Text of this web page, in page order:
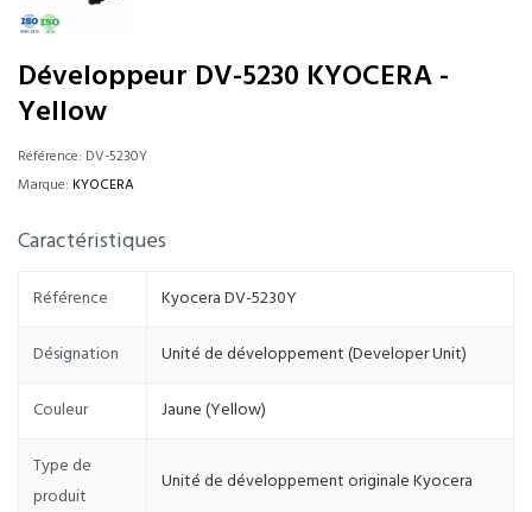
Développeur DV-5230 KYOCERA -
Yellow
Référence: DV-5230Y
Marque: KYOCERA
Caractéristiques
Référence Kyocera DV-5230Y
Désignation Unité de développement (Developer Unit)
Couleur Jaune (Yellow)
Type de
produit
Unité de développement originale Kyocera